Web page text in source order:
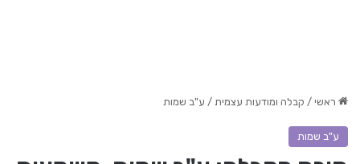
ראשי / קבלה ומודעות עצמית / ע"ב שמות
ע"ב שמות